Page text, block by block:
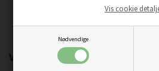
Nødvendige
Vis cookie
Vigtigste produktegenskaber: